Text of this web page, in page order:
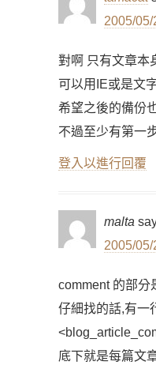
2005/
對啊 只有文章本
可以用IE或是文
希望之後的備份
不過至少有第一
登入以進行回覆
malta
2005/05/
comment 的部
仔細找的話,有一
底下就是每篇文